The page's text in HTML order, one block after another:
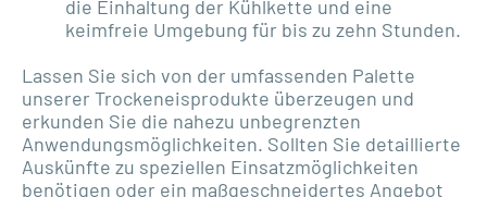
die Einhaltung der Kühlkette und eine
keimfreie Umgebung für bis zu zehn Stunden.
Lassen Sie sich von der umfassenden Palette
unserer Trockeneisprodukte überzeugen und
erkunden Sie die nahezu unbegrenzten
Anwendungsmöglichkeiten. Sollten Sie detaillierte
Auskünfte zu speziellen Einsatzmöglichkeiten
benötigen oder ein maßgeschneidertes Angebot